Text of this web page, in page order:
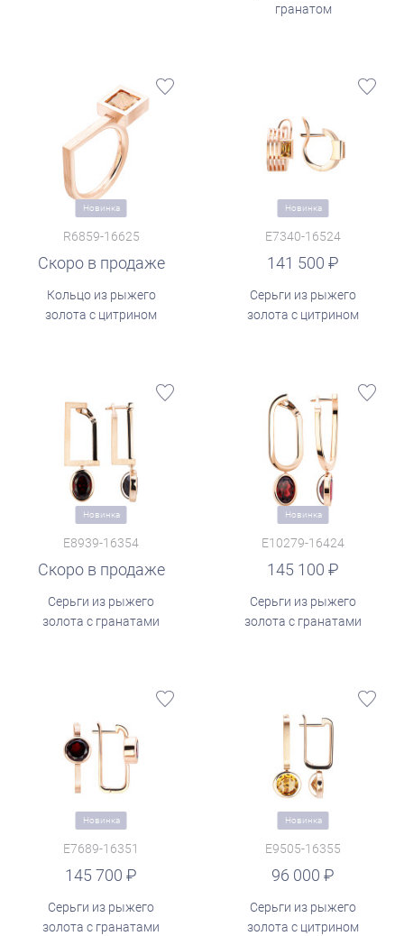
гранатом
Новинка
R6859-16625
Скоро в продаже
Кольцо из рыжего
золота с цитрином
Новинка
E7340-16524
141 500
руб.
Серьги из рыжего
золота с цитрином
Новинка
E8939-16354
Скоро в продаже
Серьги из рыжего
золота с гранатами
Новинка
E10279-16424
145 100
руб.
Серьги из рыжего
золота с гранатами
Новинка
E7689-16351
145 700
Серьги из рыжего
золота с гранатами
Новинка
E9505-16355
96 000
руб.
Серьги из рыжего
золота с цитрином